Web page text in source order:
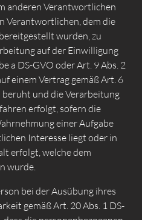
anderen Verantwortlichen
Verantwortlichen, dem die
wurden, zu
auf der Einwilligung
a DS-GVO oder Art. 9 Abs. 2
einem Vertrag gemäß Art. 6
beruht und die Verarbeitung
erfolgt, sofern die
einer Aufgabe
Interesse liegt oder in
erfolgt, welche dem
wurde.
bei der Ausübung ihres
gemäß Art. 20 Abs. 1 DS-